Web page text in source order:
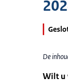
De
Wilt u